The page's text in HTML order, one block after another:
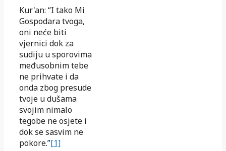
Kur'an: “I tako Mi
Gospodara tvoga,
oni neće biti
vjernici dok za
sudiju u sporovima
međusobnim tebe
ne prihvate i da
onda zbog presude
tvoje u dušama
svojim nimalo
tegobe ne osjete i
dok se sasvim ne
pokore.”[1]